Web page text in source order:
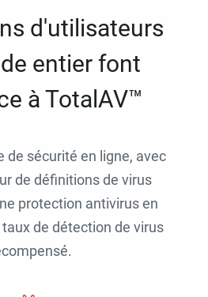
d'utilisateurs
entier font
à TotalAV™
de sécurité en ligne, avec
de définitions de virus
protection antivirus en
de détection de virus